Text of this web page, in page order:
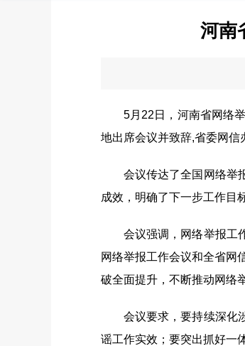
河南
5月22日，河南省网络举
地出席会议并致辞,省委网信
会议传达了全国网络举报
成效，明确了下一步工作目
会议强调，网络举报工作
网络举报工作会议和全省网
破全面提升，不断推动网络
会议要求，要持续深化涉
谣工作实效；要突出抓好一